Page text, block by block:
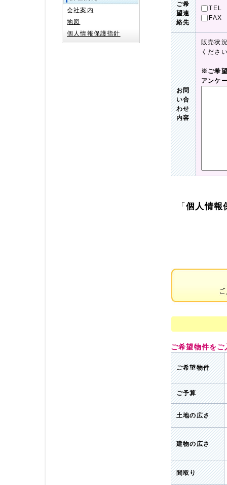
ご希
望連
絡先
TEL
FAX
お問
い合
わせ
内容
販売状
くださ
※ご希
アンケ
「個人情報
ご希望物件を
ご希望物件
ご予算
土地の広さ
建物の広さ
間取り
会社案内
地図
個人情報保護指針